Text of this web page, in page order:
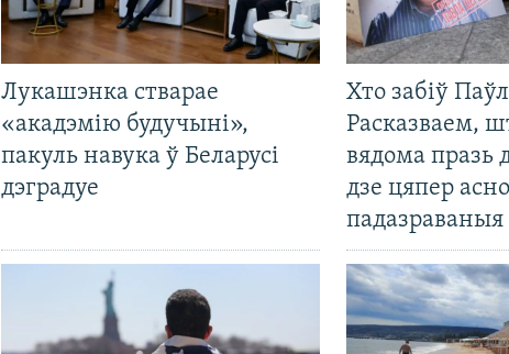
Лукашэнка стварае
«акадэмію будучыні»,
пакуль навука ў Беларусі
дэградуе
Хто забіў
Расказваем,
вядома празь
дзе цяпер
падазраваныя